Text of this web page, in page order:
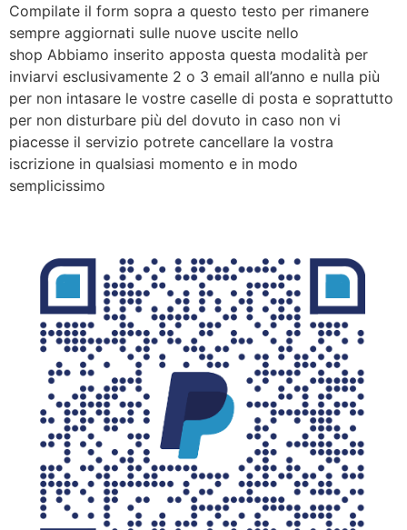
Compilate il form sopra a questo testo per rimanere
sempre aggiornati sulle nuove uscite nello
shop Abbiamo inserito apposta questa modalità per
inviarvi esclusivamente 2 o 3 email all’anno e nulla più
per non intasare le vostre caselle di posta e soprattutto
per non disturbare più del dovuto in caso non vi
piacesse il servizio potrete cancellare la vostra
iscrizione in qualsiasi momento e in modo
semplicissimo